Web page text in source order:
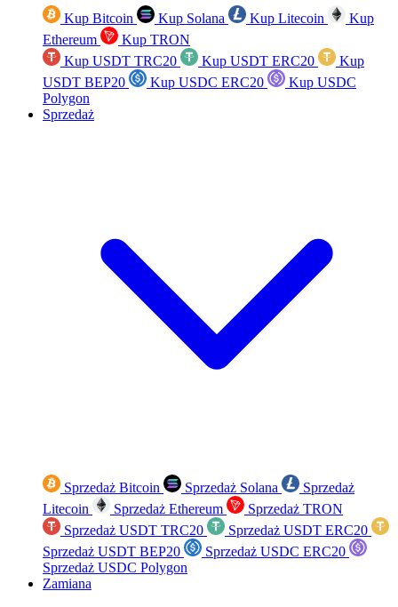
Kup Bitcoin Kup Solana Kup Litecoin
Kup
Ethereum
Kup TRON
Kup USDT TRC20
Kup USDT ERC20
Kup
USDT BEP20
Kup USDC ERC20
Kup USDC
Polygon
Sprzedaż
Sprzedaż Bitcoin Sprzedaż Solana
Sprzedaż
Litecoin
Sprzedaż Ethereum
Sprzedaż TRON
Sprzedaż USDT TRC20
Sprzedaż USDT ERC20
Sprzedaż USDT BEP20
Sprzedaż USDC ERC20
Sprzedaż USDC Polygon
Zamiana